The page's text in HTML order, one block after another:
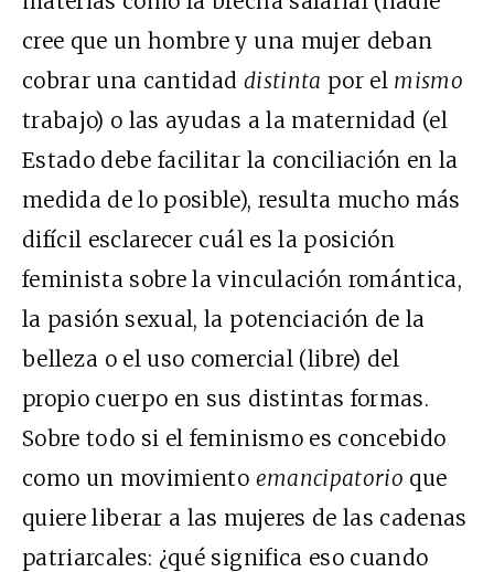
cree que un hombre y una mujer deban
cobrar una cantidad distinta por el mismo
trabajo) o las ayudas a la maternidad (el
Estado debe facilitar la conciliación en la
medida de lo posible), resulta mucho más
difícil esclarecer cuál es la posición
feminista sobre la vinculación romántica,
la pasión sexual, la potenciación de la
belleza o el uso comercial (libre) del
propio cuerpo en sus distintas formas.
Sobre todo si el feminismo es concebido
como un movimiento emancipatorio que
quiere liberar a las mujeres de las cadenas
patriarcales: ¿qué significa eso cuando